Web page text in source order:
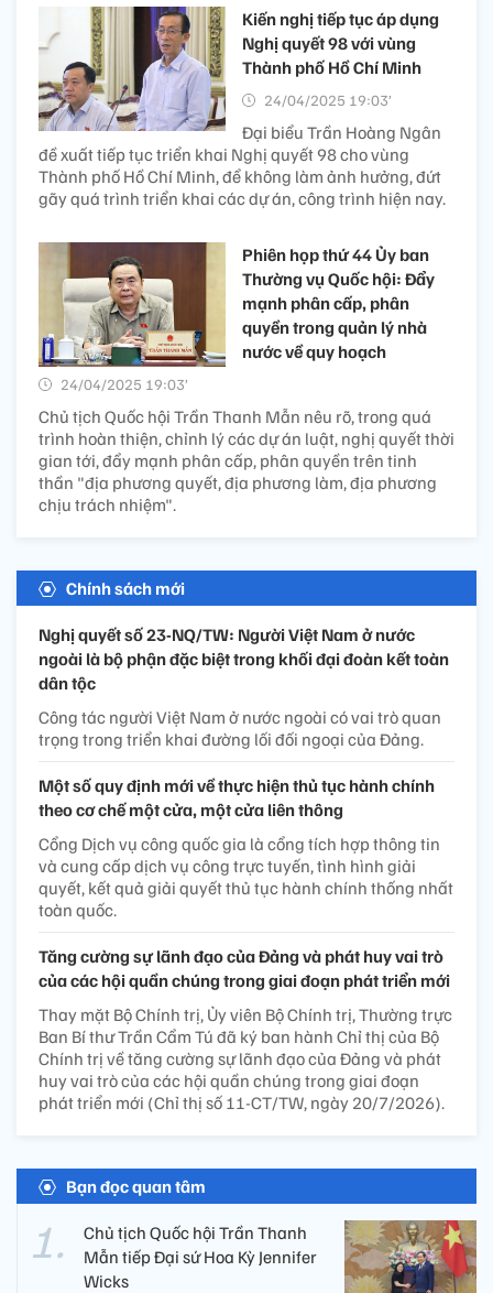
Kiến nghị tiếp tục áp dụng
Nghị quyết 98 với vùng
Thành phố Hồ Chí Minh
24/04/2025 19:03’
Đại biểu Trần Hoàng Ngân
đề xuất tiếp tục triển khai Nghị quyết 98 cho vùng
Thành phố Hồ Chí Minh, để không làm ảnh hưởng, đứt
gãy quá trình triển khai các dự án, công trình hiện nay.
Phiên họp thứ 44 Ủy ban
Thường vụ Quốc hội: Đẩy
mạnh phân cấp, phân
quyền trong quản lý nhà
nước về quy hoạch
24/04/2025 19:03’
Chủ tịch Quốc hội Trần Thanh Mẫn nêu rõ, trong quá
trình hoàn thiện, chỉnh lý các dự án luật, nghị quyết thời
gian tới, đẩy mạnh phân cấp, phân quyền trên tinh
thần "địa phương quyết, địa phương làm, địa phương
chịu trách nhiệm".
Chính sách mới
Nghị quyết số 23-NQ/TW: Người Việt Nam ở nước
ngoài là bộ phận đặc biệt trong khối đại đoàn kết toàn
dân tộc
Công tác người Việt Nam ở nước ngoài có vai trò quan
trọng trong triển khai đường lối đối ngoại của Đảng.
Một số quy định mới về thực hiện thủ tục hành chính
theo cơ chế một cửa, một cửa liên thông
Cổng Dịch vụ công quốc gia là cổng tích hợp thông tin
và cung cấp dịch vụ công trực tuyến, tình hình giải
quyết, kết quả giải quyết thủ tục hành chính thống nhất
toàn quốc.
Tăng cường sự lãnh đạo của Đảng và phát huy vai trò
của các hội quần chúng trong giai đoạn phát triển mới
Thay mặt Bộ Chính trị, Ủy viên Bộ Chính trị, Thường trực
Ban Bí thư Trần Cẩm Tú đã ký ban hành Chỉ thị của Bộ
Chính trị về tăng cường sự lãnh đạo của Đảng và phát
huy vai trò của các hội quần chúng trong giai đoạn
phát triển mới (Chỉ thị số 11-CT/TW, ngày 20/7/2026).
Bạn đọc quan tâm
Chủ tịch Quốc hội Trần Thanh
Mẫn tiếp Đại sứ Hoa Kỳ Jennifer
Wicks